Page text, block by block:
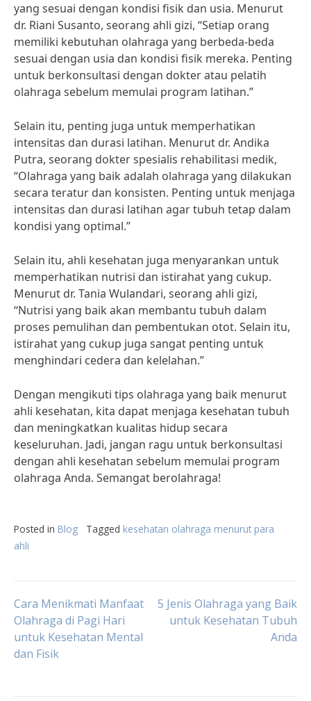
yang sesuai dengan kondisi fisik dan usia. Menurut
dr. Riani Susanto, seorang ahli gizi, “Setiap orang
memiliki kebutuhan olahraga yang berbeda-beda
sesuai dengan usia dan kondisi fisik mereka. Penting
untuk berkonsultasi dengan dokter atau pelatih
olahraga sebelum memulai program latihan.”
Selain itu, penting juga untuk memperhatikan
intensitas dan durasi latihan. Menurut dr. Andika
Putra, seorang dokter spesialis rehabilitasi medik,
“Olahraga yang baik adalah olahraga yang dilakukan
secara teratur dan konsisten. Penting untuk menjaga
intensitas dan durasi latihan agar tubuh tetap dalam
kondisi yang optimal.”
Selain itu, ahli kesehatan juga menyarankan untuk
memperhatikan nutrisi dan istirahat yang cukup.
Menurut dr. Tania Wulandari, seorang ahli gizi,
“Nutrisi yang baik akan membantu tubuh dalam
proses pemulihan dan pembentukan otot. Selain itu,
istirahat yang cukup juga sangat penting untuk
menghindari cedera dan kelelahan.”
Dengan mengikuti tips olahraga yang baik menurut
ahli kesehatan, kita dapat menjaga kesehatan tubuh
dan meningkatkan kualitas hidup secara
keseluruhan. Jadi, jangan ragu untuk berkonsultasi
dengan ahli kesehatan sebelum memulai program
olahraga Anda. Semangat berolahraga!
Posted in Blog Tagged kesehatan olahraga menurut para
ahli
Post
navigation
Cara Menikmati Manfaat
Olahraga di Pagi Hari
untuk Kesehatan Mental
dan Fisik
5 Jenis Olahraga yang Baik
untuk Kesehatan Tubuh
Anda